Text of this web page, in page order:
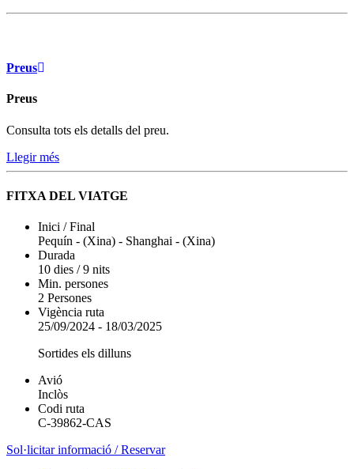
Preus
Preus
Consulta tots els detalls del preu.
Llegir més
FITXA DEL VIATGE
Inici / Final
Pequín - (Xina) - Shanghai - (Xina)
Durada
10 dies / 9 nits
Min. persones
2 Persones
Vigència ruta
25/09/2024 - 18/03/2025
Sortides els dilluns
Avió
Inclòs
Codi ruta
C-39862-CAS
Sol·licitar informació / Reservar